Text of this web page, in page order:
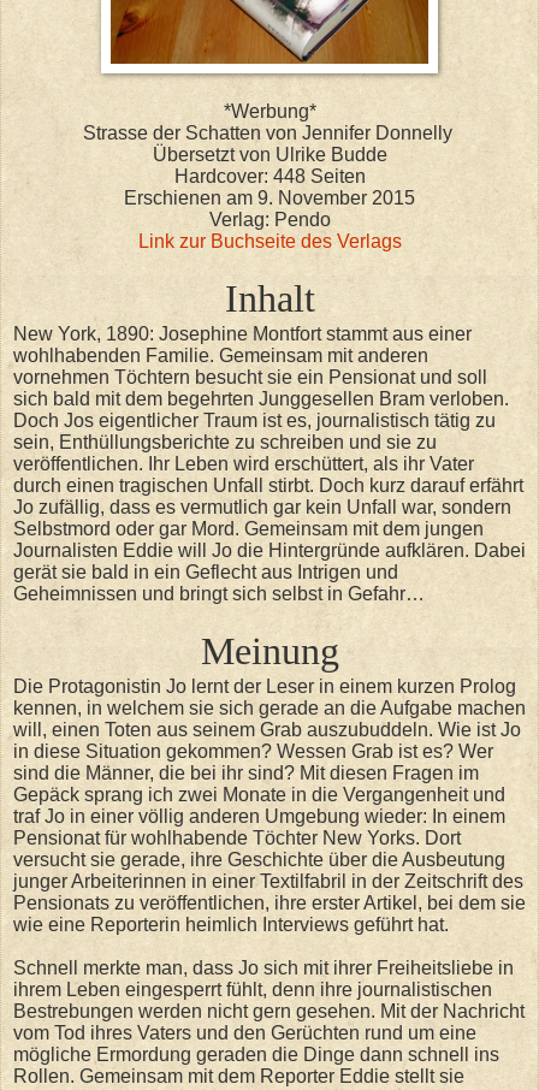
*Werbung*
Strasse der Schatten von Jennifer Donnelly
Übersetzt von Ulrike Budde
Hardcover: 448 Seiten
Erschienen am 9. November 2015
Verlag: Pendo
Link zur Buchseite des Verlags
Inhalt
New York, 1890: Josephine Montfort stammt aus einer
wohlhabenden Familie. Gemeinsam mit anderen
vornehmen Töchtern besucht sie ein Pensionat und soll
sich bald mit dem begehrten Junggesellen Bram verloben.
Doch Jos eigentlicher Traum ist es, journalistisch tätig zu
sein, Enthüllungsberichte zu schreiben und sie zu
veröffentlichen. Ihr Leben wird erschüttert, als ihr Vater
durch einen tragischen Unfall stirbt. Doch kurz darauf erfährt
Jo zufällig, dass es vermutlich gar kein Unfall war, sondern
Selbstmord oder gar Mord. Gemeinsam mit dem jungen
Journalisten Eddie will Jo die Hintergründe aufklären. Dabei
gerät sie bald in ein Geflecht aus Intrigen und
Geheimnissen und bringt sich selbst in Gefahr…
Meinung
Die Protagonistin Jo lernt der Leser in einem kurzen Prolog
kennen, in welchem sie sich gerade an die Aufgabe machen
will, einen Toten aus seinem Grab auszubuddeln. Wie ist Jo
in diese Situation gekommen? Wessen Grab ist es? Wer
sind die Männer, die bei ihr sind? Mit diesen Fragen im
Gepäck sprang ich zwei Monate in die Vergangenheit und
traf Jo in einer völlig anderen Umgebung wieder: In einem
Pensionat für wohlhabende Töchter New Yorks. Dort
versucht sie gerade, ihre Geschichte über die Ausbeutung
junger Arbeiterinnen in einer Textilfabril in der Zeitschrift des
Pensionats zu veröffentlichen, ihre erster Artikel, bei dem sie
wie eine Reporterin heimlich Interviews geführt hat.
Schnell merkte man, dass Jo sich mit ihrer Freiheitsliebe in
ihrem Leben eingesperrt fühlt, denn ihre journalistischen
Bestrebungen werden nicht gern gesehen. Mit der Nachricht
vom Tod ihres Vaters und den Gerüchten rund um eine
mögliche Ermordung geraden die Dinge dann schnell ins
Rollen. Gemeinsam mit dem Reporter Eddie stellt sie